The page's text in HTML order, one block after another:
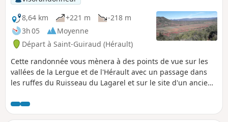
du four à chaux et dans le couloir de ruffes (plus difficile à
la descente, boucle à faire dans l’ordre proposé).
8,64 km
+221 m
-218 m
3h 05
Moyenne
Départ à Saint-Guiraud (Hérault)
Cette randonnée vous mènera à des points de vue sur les
vallées de la Lergue et de l'Hérault avec un passage dans
les ruffes du Ruisseau du Lagarel et sur le site d'un ancien
tunnel et une carte car le trajet n'est pas balisé. Le tracé
GPX sera très utile aussi.